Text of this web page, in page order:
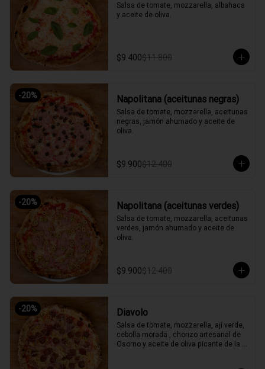
Salsa de tomate, mozzarella, albahaca
y aceite de oliva.
$9.400$11.800
-20% Napolitana (aceitunas negras)
Salsa de tomate, mozzarella, aceitunas
negras, jamón ahumado y aceite de
oliva.
$9.900$12.400
-20% Napolitana (aceitunas verdes)
Salsa de tomate, mozzarella, aceitunas
verdes, jamón ahumado y aceite de
oliva.
$9.900$12.400
-20% Diavolo
Salsa de tomate, mozzarella, ají verde,
cebolla morada , chorizo artesanal de
Osorno y aceite de oliva picante de la